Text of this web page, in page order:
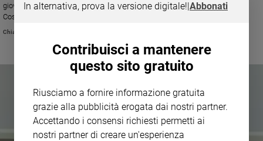
giovanissima Carolina spinta al suicidio da una serie di atti di bullismo.
Così il papà raccontava il suo dolore
Chiara Pelizzoni
In alternativa, prova la versione digitale!|Abbonati
Contribuisci a mantenere
questo sito gratuito
Riusciamo a fornire informazione gratuita
grazie alla pubblicità erogata dai nostri partner.
Accettando i consensi richiesti permetti ai
nostri partner di creare un'esperienza